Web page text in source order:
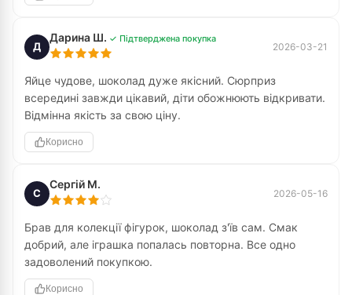
Д
Дарина Ш. ✓ Підтверджена покупка
2026-03-21
Яйце чудове, шоколад дуже якісний. Сюрприз
всередині завжди цікавий, діти обожнюють відкривати.
Відмінна якість за свою ціну.
Корисно
С
Сергій М.
2026-05-16
Брав для колекції фігурок, шоколад з'їв сам. Смак
добрий, але іграшка попалась повторна. Все одно
задоволений покупкою.
Корисно